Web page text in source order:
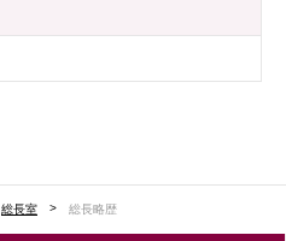
総長室 総長略歴